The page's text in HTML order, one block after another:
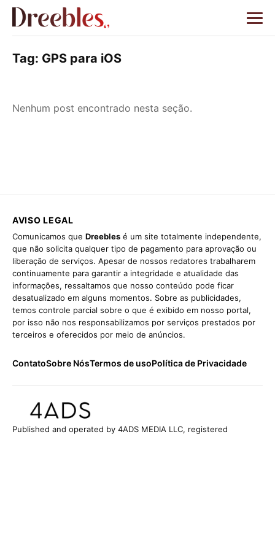
Tag: GPS para iOS
Nenhum post encontrado nesta seção.
AVISO LEGAL
Comunicamos que Dreebles é um site totalmente independente,
que não solicita qualquer tipo de pagamento para aprovação ou
liberação de serviços. Apesar de nossos redatores trabalharem
continuamente para garantir a integridade e atualidade das
informações, ressaltamos que nosso conteúdo pode ficar
desatualizado em alguns momentos. Sobre as publicidades,
temos controle parcial sobre o que é exibido em nosso portal,
por isso não nos responsabilizamos por serviços prestados por
terceiros e oferecidos por meio de anúncios.
ContatoSobre NósTermos de usoPolítica de Privacidade
Published and operated by 4ADS MEDIA LLC, registered